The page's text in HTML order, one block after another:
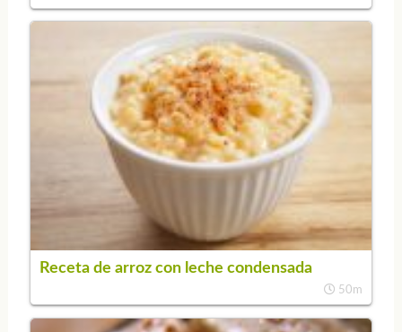
Receta de arroz con leche condensada
50m